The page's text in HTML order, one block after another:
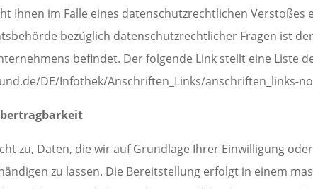
Ihnen im Falle eines datenschutzrechtlichen
bezüglich datenschutzrechtlicher Fragen ist
befindet. Der folgende Link stellt eine Liste
DE/Infothek/Anschriften_Links/anschriften_links-
zu, Daten, die wir auf Grundlage Ihrer Einwilligung
zu lassen. Die Bereitstellung erfolgt in einem